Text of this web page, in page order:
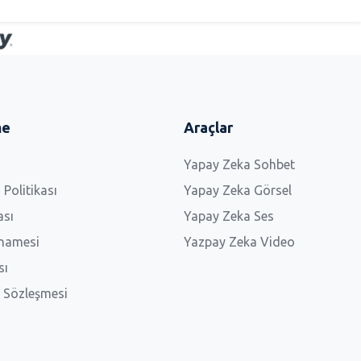
Sözleşmesi
Araçlar
Yapay Zeka Sohbet
Yapay Zeka Görsel
Yapay Zeka Ses
Yazpay Zeka Video